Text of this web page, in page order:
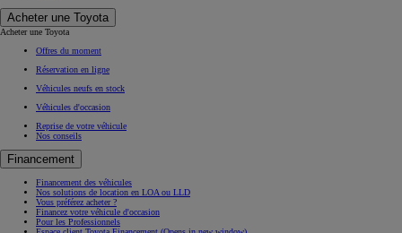
Acheter une Toyota
Acheter une Toyota
Offres du moment
Réservation en ligne
Véhicules neufs en stock
Véhicules d'occasion
Reprise de votre véhicule
Nos conseils
Financement
Financement des véhicules
Nos solutions de location en LOA ou LLD
Vous préférez acheter ?
Financez votre véhicule d'occasion
Pour les Professionnels